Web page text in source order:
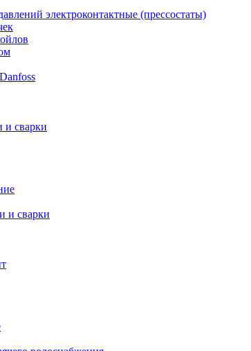
электроконтактные (прессостаты)
и сварки
и сварки